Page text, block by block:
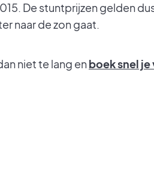
De stuntprijzen gelden
naar de zon gaat.
niet te lang enboek snel